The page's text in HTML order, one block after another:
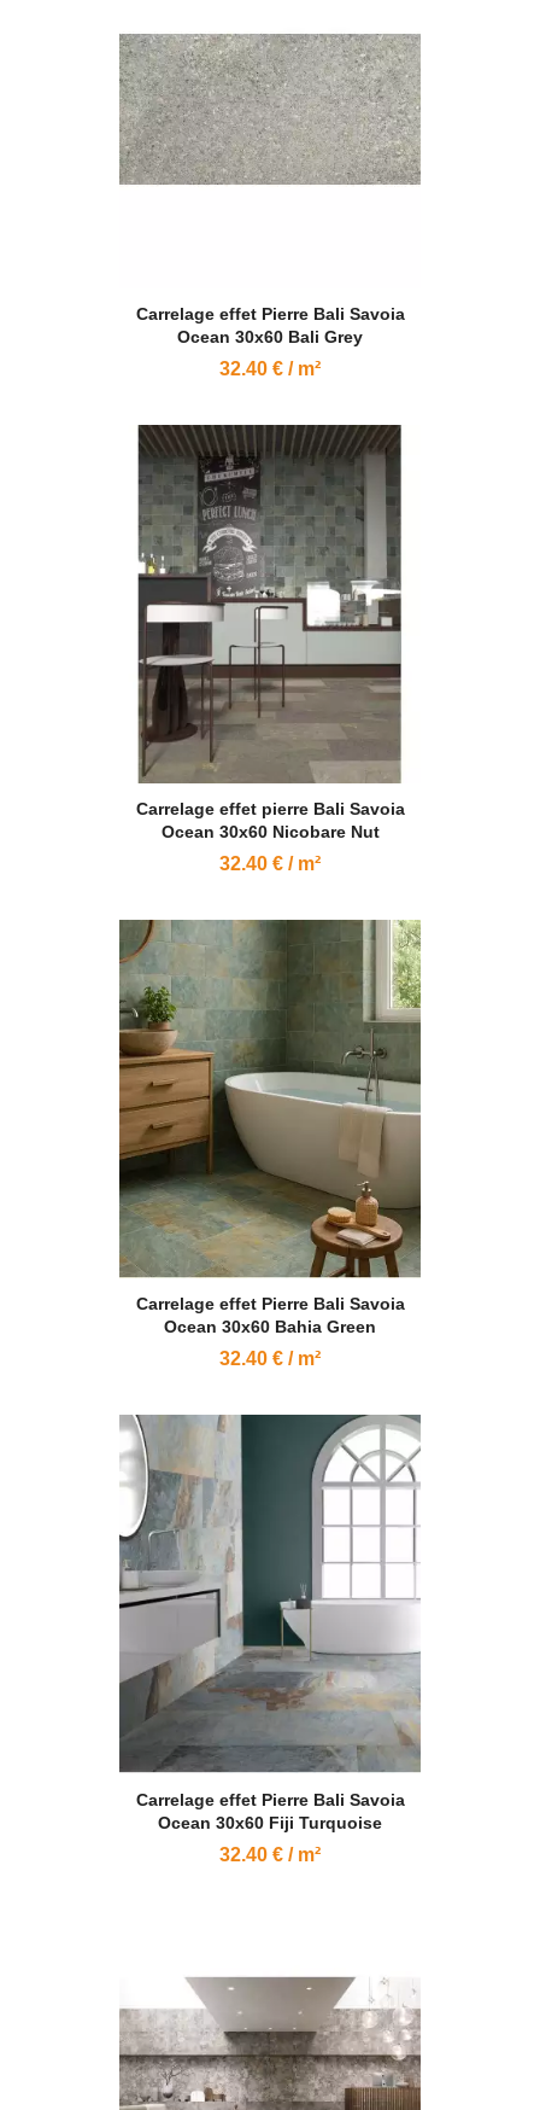
Carrelage effet Pierre Bali Savoia
Ocean 30x60 Bali Grey
32.40 € / m²
Carrelage effet pierre Bali Savoia
Ocean 30x60 Nicobare Nut
32.40 € / m²
Carrelage effet Pierre Bali Savoia
Ocean 30x60 Bahia Green
32.40 € / m²
Carrelage effet Pierre Bali Savoia
Ocean 30x60 Fiji Turquoise
32.40 € / m²